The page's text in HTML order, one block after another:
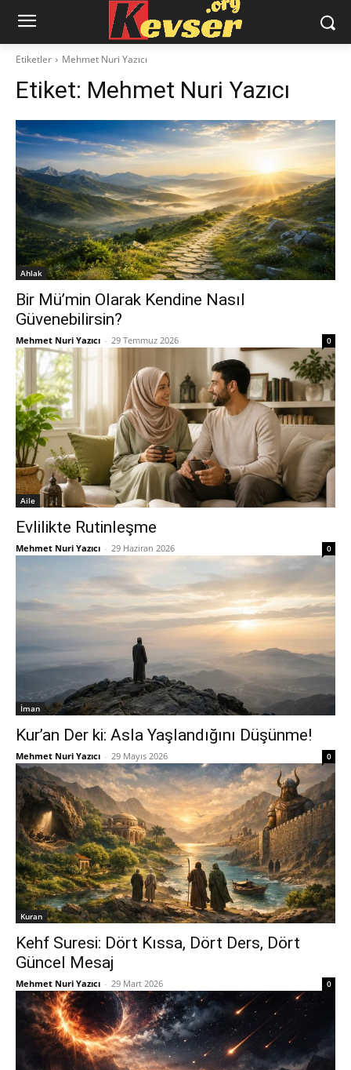
Etiketler Mehmet Nuri Yazıcı
Etiket: Mehmet Nuri Yazıcı
Ahlak
Bir Mü’min Olarak Kendine Nasıl
Güvenebilirsin?
Mehmet Nuri Yazıcı - 29 Temmuz 2026 0
Aile
Evlilikte Rutinleşme
Mehmet Nuri Yazıcı - 29 Haziran 2026 0
İman
Kur’an Der ki: Asla Yaşlandığını Düşünme!
Mehmet Nuri Yazıcı - 29 Mayıs 2026 0
Kuran
Kehf Suresi: Dört Kıssa, Dört Ders, Dört
Güncel Mesaj
Mehmet Nuri Yazıcı - 29 Mart 2026 0